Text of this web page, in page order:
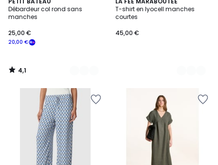
Débardeur col rond sans
manches
20,00 €
25,00 €
/ 5
3
Couleurs
4,1
/
T-shirt en lyocell manches
courtes
45,00 €
5
Couleurs